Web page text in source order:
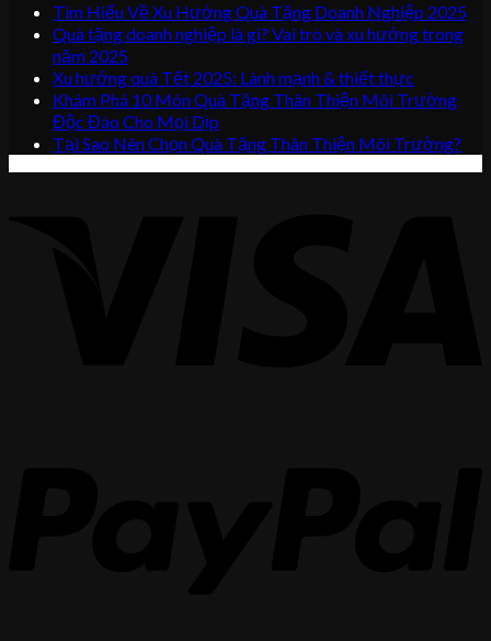
Tìm Hiểu Về Xu Hướng Quà Tặng Doanh Nghiệp 2025
Quà tặng doanh nghiệp là gì? Vai trò và xu hướng trong
năm 2025
Xu hướng quà Tết 2025: Lành mạnh & thiết thực
Khám Phá 10 Món Quà Tặng Thân Thiện Môi Trường
Độc Đáo Cho Mọi Dịp
Tại Sao Nên Chọn Quà Tặng Thân Thiện Môi Trường?